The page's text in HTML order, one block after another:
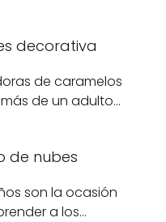
decorativa
de caramelos
de un adulto…
de nubes
son la ocasión
a los…